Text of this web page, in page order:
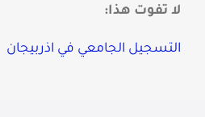
لا تفوت هذا:
التسجيل الجامعي في اذربيجان